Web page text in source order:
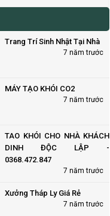
Trang Trí Sinh Nhật Tại Nhà
7 năm trước
MÁY TẠO KHÓI CO2
7 năm trước
TAO KHÓI CHO NHÀ KHÁCH
DINH ĐỘC LẬP -
0368.472.847
7 năm trước
Xưởng Tháp Ly Giá Rẻ
7 năm trước